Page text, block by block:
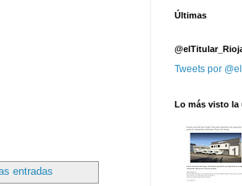
entradas
Últimas
Tweets por
Lo más visto la